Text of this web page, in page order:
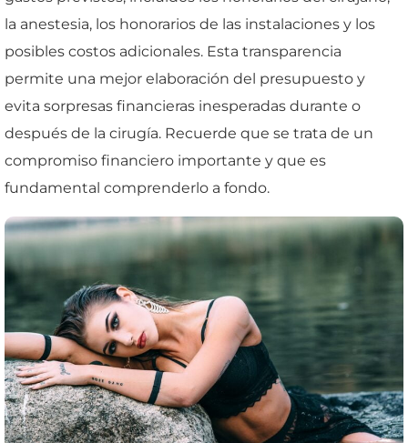
la anestesia, los honorarios de las instalaciones y los
posibles costos adicionales. Esta transparencia
permite una mejor elaboración del presupuesto y
evita sorpresas financieras inesperadas durante o
después de la cirugía. Recuerde que se trata de un
compromiso financiero importante y que es
fundamental comprenderlo a fondo.